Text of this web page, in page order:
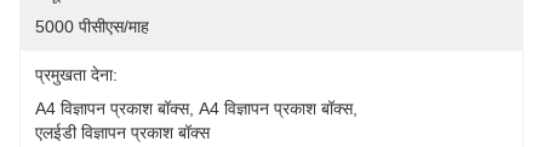
5000 पीसीएस/माह
प्रमुखता देना:
A4 विज्ञापन प्रकाश बॉक्स, A4 विज्ञापन प्रकाश बॉक्स,
एलईडी विज्ञापन प्रकाश बॉक्स